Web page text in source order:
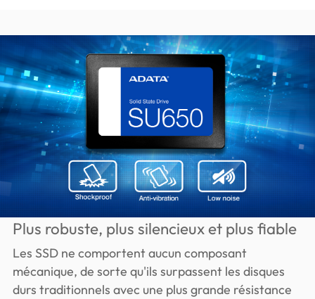
Plus robuste, plus silencieux et plus fiable
Les SSD ne comportent aucun composant
mécanique, de sorte qu'ils surpassent les disques
durs traditionnels avec une plus grande résistance